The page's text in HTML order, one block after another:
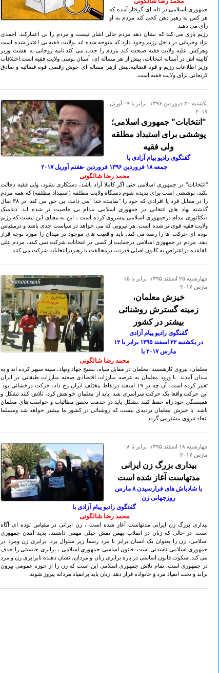
جمهوری اسلامی در تله ای گرفتار آمده که
هر کس به رهبر دهن کجی کند مردم به او
رآی می دهند
رژیم بازی می کند که نشان دهد مردم حالی اشان نیست و مردم را بی اعتبارکند. احمدی
نژاد وجریانی در داخل رژیم وجود دارد که متوجه شده اند ،ولایت فقیه بی اعتبار شده است
وهرکس علیه ولایت فقیه صبحت کند مردم را جذب می کند.نامه روحانی به هشت وزیر
کابینه اش در آستانه انتخابات، بیش از هر مساله ای، آستان بوسی ولایت فقیه است.اختلافات
وزیر اطلاعات رژیم و قوه قضائیه،بیش ازهر مساله ای خوش رقصی قوه قضائیه و صادق
لاریجانی برای ولایت فقیه است.
يكشنبه ۲۰ فروردين ۱۳۹۶ برابر با ۰۹ آوريل
۲۰۱۷
"انتخابات" جمهوری اسلامی؛
پوششی برای استبداد مطلقه
ولی فقیه
گفتگوی رادیو پیام آزادی با
جمعه ۱۸ فروردين ۱۳۹۶ فروردین -هفتم آوريل ۲٠۱۷
محمد رضا شالگونی
"انتخابات" در جمهوری اسلامی حتی اگر کاملا آزاد باشد، دستکاری نشود، ولی فقیه دخالت
نکند، پوششی است برای پدیده شوم دستگاه ولایت مطلقه (استبداد مطلقه) که همه مردم
را در مقابل فرد یا افرادی که خود را "نماینده خدا "می دانند، بی حق می کند. در ۳۸ سال
گذشته نهاد های انتخابی در جمهوری اسلامی مدام بی خاصیت تر شده اند. دینامیک
دیکتاتوری مدام درجمهوری اسلامی پیشروی کرده است ، این به معنای این نیست که رژیم
ولایت فقیه قوی تر شده است. هر نیرویی که می خواهد در سیاست جدی باشد و درمقیاس
توده ای حرکت ها را رصد می کند، باید واقعیت های موجود در میدان را مورد توجه قرار
دهد. مردم در جمهوری اسلامی درحمایت از کسی در انتخابات شرکت نمی کنند، مردم علی
القاعده دراعتراض به کانون اصلی قدرت، درمخالفت با رهبردرانتخابات شرکت می کنند.
چهارشنبه ۲۵ اسفند ۱۳۹۵ برابر با ۱۵
مارس ۲۰۱۷
خیزش معلمان،
زمینه گسترش روشنائی
بیشتر در کشور
گفتگوی رادیو پیام آزادی
در یکشنبه ۲۲ اسفند ۱۳۹۵ برابر با ۱۲
مارس ۲٠۱۷ با
محمد رضا شالگونی
معلمان، نیروی کارهستند. معلمان در مقابل سپاه، بسیج جهاد ونهاد، سینه سپهر کرده اند و به
میدان آمدند. با ورود معلمان به عرصه مبارزات اقتصادی صحنه مبارزات طبقاتی در ایران
تغییر کرده است. آن چه در ۱۹ اسفند درنقاط مختلف ایران رخ داد، حرکت درخشانی بود.
این حرکت واقعا یک حرکت سراسری شد. باید از معلمان خواهش کرد، تلاش کنند تشکل و
همبستگی خود راه حفظ کنند .تشکل باید در خدمت تحقق مطالبات و خواست های معلمان
باشد. با خیزش معلمان تردیدی نیست که روشنائی در کشور ما بیشتر خواهد شد ومسلما
اتحاد نیروی بیشترمی گردد.
چهارشنبه ۱۸ اسفند ۱۳۹۵ برابر با ۰۸
مارس ۲۰۱۷
بیداری بزرگ زن ایرانی
مدتهاست آغاز شده است
با شادباش های فرارسیدن ۸ مارس
روزجهانی زن
گفتگوی رادیو پیام آزادی با
محمد رضا شالگونی
بیداری بزرگ زن ایرانی مدتهاست آغاز شده است ، زن ایرانی در مقیاس توده ای آگاه
است. در حالی که زنان در انقلاب بهمن نقش خیلی مهمی داشتند، پدید آمدن جمهوری
اسلامی، زن را بعنوان یک انسان برابر با مرد رسما زیر سئوال برد. برابری زن ومرد در
جمهوری اسلامی ناشدنی است. قانون اساسی جمهوری اسلامی ، برابری جنسیتی را حذف
می کند. سکوت قانون اساسی در باره برابری زنان و مردان، نشان دهنده نابرابری زن و مرد
در جمهوری است. تمام تلاش جمهوری اسلامی این است که زن را از حوزه عمومی بیرون
براند و تحت انقیاد مرد و خانواده قرار دهد. زنان باید برانقیاد مردانه پیروز شوند.